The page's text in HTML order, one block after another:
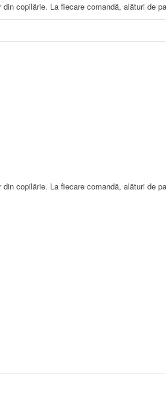
copilărie. La fiecare comandă, alături de
copilărie. La fiecare comandă, alături de